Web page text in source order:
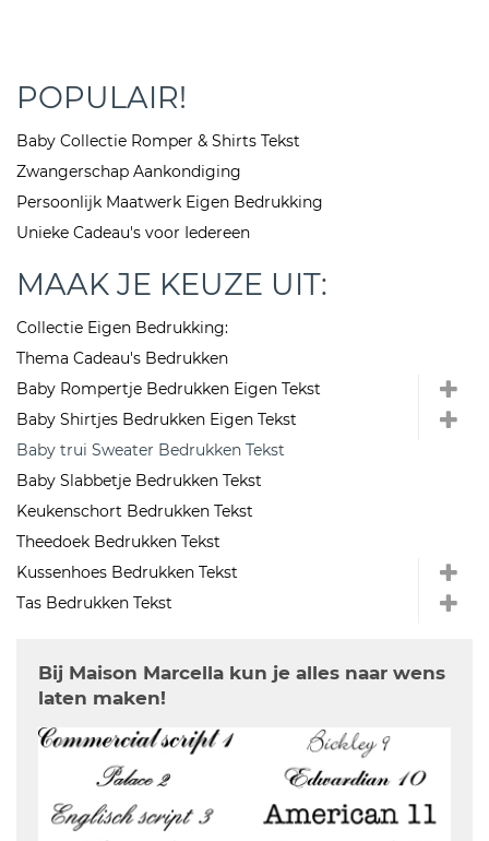
POPULAIR!
Baby Collectie Romper & Shirts Tekst
Zwangerschap Aankondiging
Persoonlijk Maatwerk Eigen Bedrukking
Unieke Cadeau's voor Iedereen
MAAK JE KEUZE UIT:
Collectie Eigen Bedrukking:
Thema Cadeau's Bedrukken
Baby Rompertje Bedrukken Eigen Tekst
Baby Shirtjes Bedrukken Eigen Tekst
Baby trui Sweater Bedrukken Tekst
Baby Slabbetje Bedrukken Tekst
Keukenschort Bedrukken Tekst
Theedoek Bedrukken Tekst
Kussenhoes Bedrukken Tekst
Tas Bedrukken Tekst
Bij Maison Marcella kun je alles naar wens
laten maken!